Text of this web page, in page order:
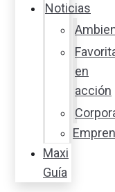
Noticias
en
acción
Maxi
Guía